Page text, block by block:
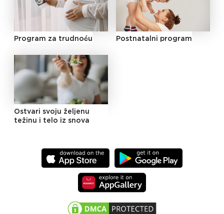
Program za trudnoću Postnatalni program
Ostvari svoju željenu
težinu i telo iz snova